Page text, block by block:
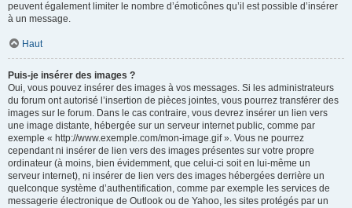
peuvent également limiter le nombre d’émoticônes qu’il est possible d’insérer
à un message.
Haut
Puis-je insérer des images ?
Oui, vous pouvez insérer des images à vos messages. Si les administrateurs
du forum ont autorisé l’insertion de pièces jointes, vous pourrez transférer des
images sur le forum. Dans le cas contraire, vous devrez insérer un lien vers
une image distante, hébergée sur un serveur internet public, comme par
exemple « http://www.exemple.com/mon-image.gif ». Vous ne pourrez
cependant ni insérer de lien vers des images présentes sur votre propre
ordinateur (à moins, bien évidemment, que celui-ci soit en lui-même un
serveur internet), ni insérer de lien vers des images hébergées derrière un
quelconque système d’authentification, comme par exemple les services de
messagerie électronique de Outlook ou de Yahoo, les sites protégés par un